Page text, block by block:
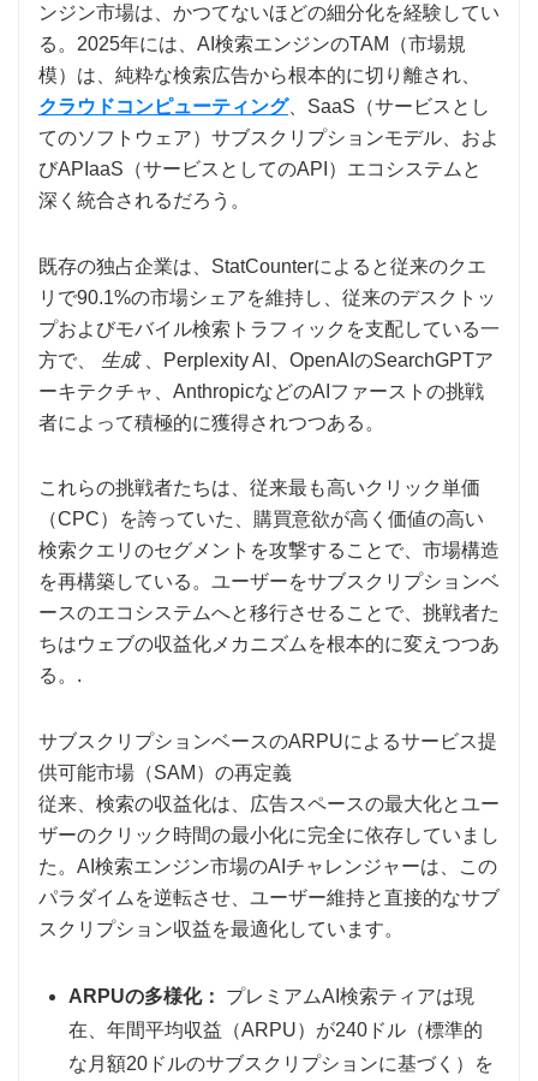
ンジン市場は、かつてないほどの細分化を経験してい
る。2025年には、AI検索エンジンのTAM（市場規
模）は、純粋な検索広告から根本的に切り離され、
クラウドコンピューティング、SaaS（サービスとし
てのソフトウェア）サブスクリプションモデル、およ
びAPIaaS（サービスとしてのAPI）エコシステムと
深く統合されるだろう。
既存の独占企業は、StatCounterによると従来のクエ
リで90.1%の市場シェアを維持し、従来のデスクトッ
プおよびモバイル検索トラフィックを支配している一
方で、 生成、Perplexity AI、OpenAIのSearchGPTア
ーキテクチャ、AnthropicなどのAIファーストの挑戦
者によって積極的に獲得されつつある。
これらの挑戦者たちは、従来最も高いクリック単価
（CPC）を誇っていた、購買意欲が高く価値の高い
検索クエリのセグメントを攻撃することで、市場構造
を再構築している。ユーザーをサブスクリプションベ
ースのエコシステムへと移行させることで、挑戦者た
ちはウェブの収益化メカニズムを根本的に変えつつあ
る。.
サブスクリプションベースのARPUによるサービス提
供可能市場（SAM）の再定義
従来、検索の収益化は、広告スペースの最大化とユー
ザーのクリック時間の最小化に完全に依存していまし
た。AI検索エンジン市場のAIチャレンジャーは、この
パラダイムを逆転させ、ユーザー維持と直接的なサブ
スクリプション収益を最適化しています。
ARPUの多様化：
プレミアムAI検索ティアは現
在、年間平均収益（ARPU）が240ドル（標準的
な月額20ドルのサブスクリプションに基づく）を